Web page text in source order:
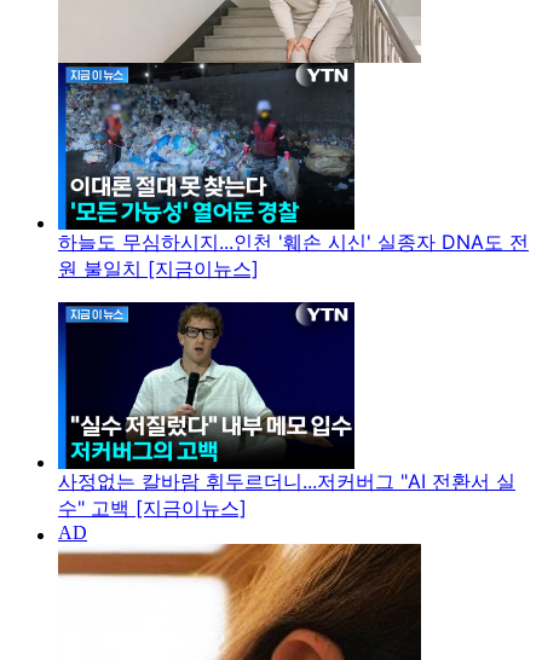
하늘도 무심하시지...인천 '훼손 시신' 실종자 DNA도 전
원 불일치 [지금이뉴스]
사정없는 칼바람 휘두르더니...저커버그 "AI 전환서 실
수" 고백 [지금이뉴스]